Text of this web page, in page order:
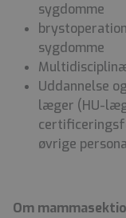
sygdomme
sygdomme
Uddannelse
læger (HU-
øvrige
Om